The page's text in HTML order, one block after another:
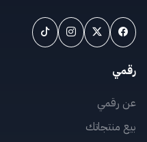
رقمي
عن رقمي
بيع منتجاتك